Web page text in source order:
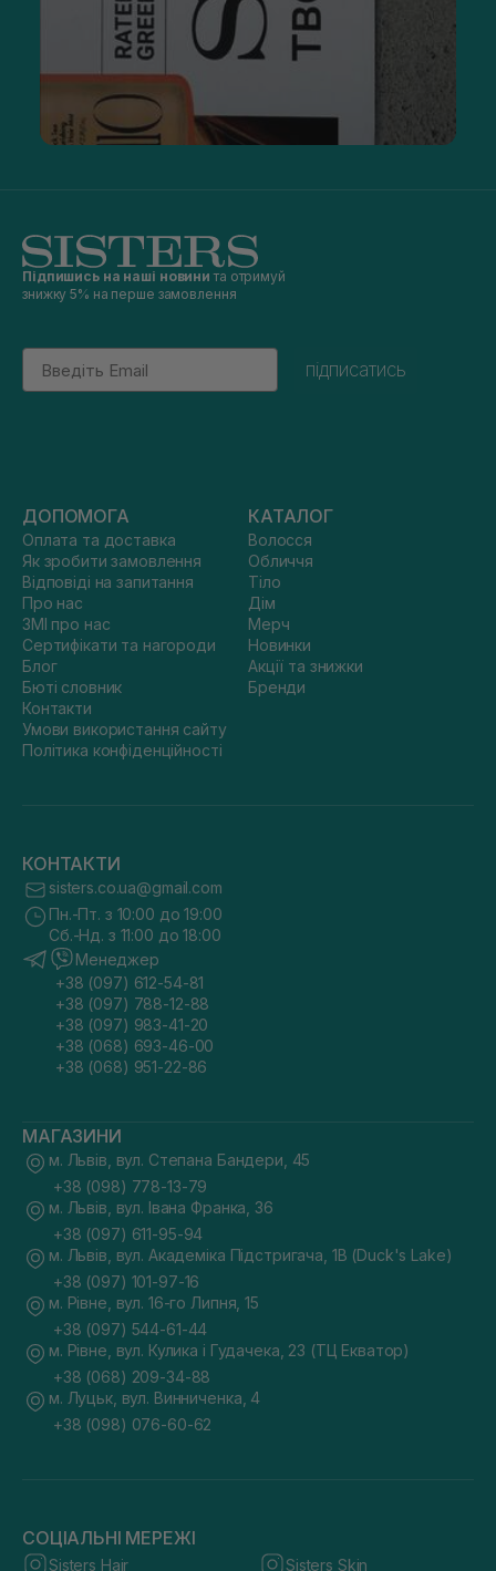
Підпишись на наші новини та отримуй
знижку 5% на перше замовлення
Email
підписатись
ДОПОМОГА
Оплата та доставка
Як зробити замовлення
Відповіді на запитання
Про нас
ЗМІ про нас
Сертифікати та нагороди
Блог
Бюті словник
Контакти
Умови використання сайту
Політика конфіденційності
КАТАЛОГ
Волосся
Обличчя
Тіло
Дім
Мерч
Новинки
Акції та знижки
Бренди
КОНТАКТИ
sisters.co.ua@gmail.com
Пн.-Пт. з 10:00 до 19:00
Сб.-Нд. з 11:00 до 18:00
Менеджер
+38 (097) 612-54-81
+38 (097) 788-12-88
+38 (097) 983-41-20
+38 (068) 693-46-00
+38 (068) 951-22-86
МАГАЗИНИ
м. Львів, вул. Степана Бандери, 45
+38 (098) 778-13-79
м. Львів, вул. Івана Франка, 36
+38 (097) 611-95-94
м. Львів, вул. Академіка Підстригача, 1В (Duck's Lake)
+38 (097) 101-97-16
м. Рівне, вул. 16-го Липня, 15
+38 (097) 544-61-44
м. Рівне, вул. Кулика і Гудачека, 23 (ТЦ Екватор)
+38 (068) 209-34-88
м. Луцьк, вул. Винниченка, 4
+38 (098) 076-60-62
СОЦІАЛЬНІ МЕРЕЖІ
Sisters Hair Sisters Skin